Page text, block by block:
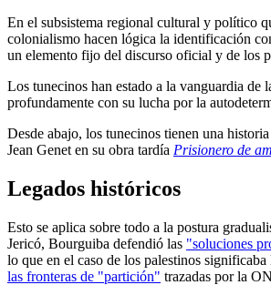
En el subsistema regional cultural y político
colonialismo hacen lógica la identificación
un elemento fijo del discurso oficial y de los
Los tunecinos han estado a la vanguardia de
profundamente con su lucha por la
Desde abajo, los tunecinos tienen una
Jean Genet en su obra tardía Prisionero de
Legados históricos
Esto se aplica sobre todo a la postura
Jericó, Bourguiba defendió las "soluciones
lo que en el caso de los palestinos
las fronteras de "partición" trazadas por la